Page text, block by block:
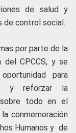
de salud y
de control social.
por parte de la
del CPCCS, y se
para
y reforzar la
sobre todo en el
conmemoración
Humanos y de